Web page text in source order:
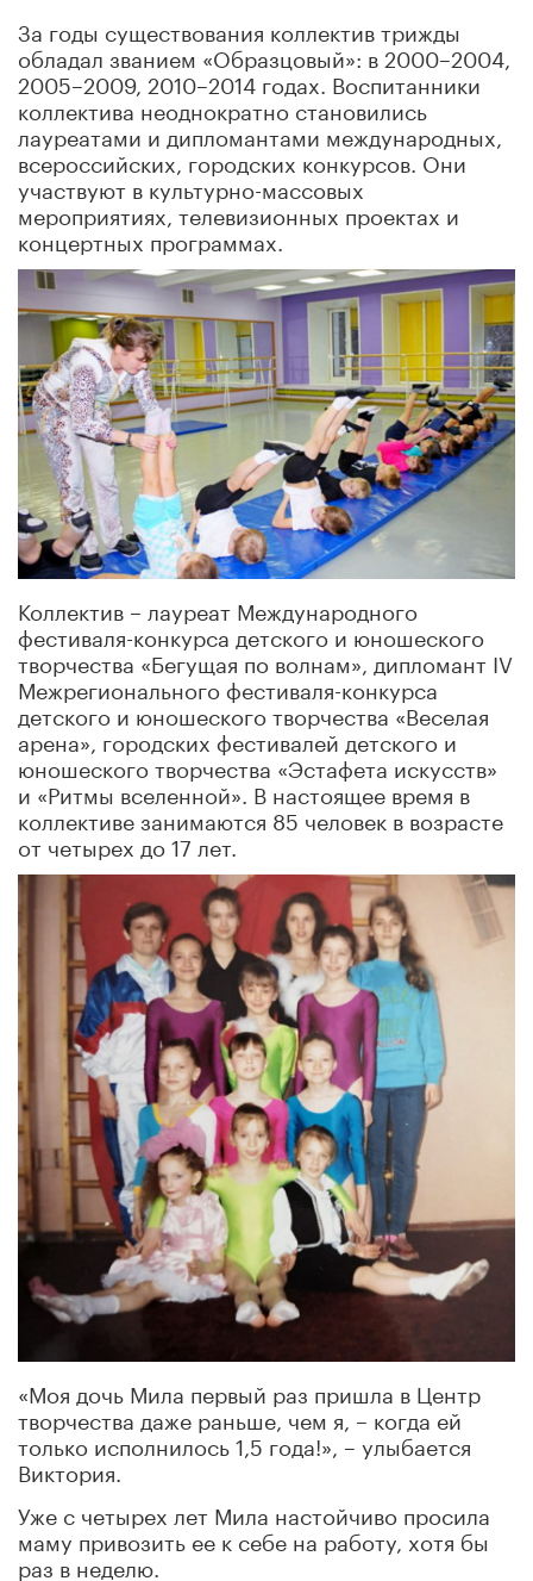
За годы существования коллектив трижды
обладал званием «Образцовый»: в 2000–2004,
2005–2009, 2010–2014 годах. Воспитанники
коллектива неоднократно становились
лауреатами и дипломантами международных,
всероссийских, городских конкурсов. Они
участвуют в культурно-массовых
мероприятиях, телевизионных проектах и
концертных программах.
Коллектив – лауреат Международного
фестиваля-конкурса детского и юношеского
творчества «Бегущая по волнам», дипломант IV
Межрегионального фестиваля-конкурса
детского и юношеского творчества «Веселая
арена», городских фестивалей детского и
юношеского творчества «Эстафета искусств»
и «Ритмы вселенной». В настоящее время в
коллективе занимаются 85 человек в возрасте
от четырех до 17 лет.
«Моя дочь Мила первый раз пришла в Центр
творчества даже раньше, чем я, – когда ей
только исполнилось 1,5 года!», – улыбается
Виктория.
Уже с четырех лет Мила настойчиво просила
маму привозить ее к себе на работу, хотя бы
раз в неделю.